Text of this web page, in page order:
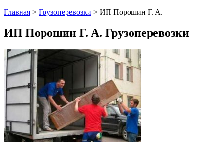
Главная > Грузоперевозки > ИП Порошин Г. А.
ИП Порошин Г. А. Грузоперевозки